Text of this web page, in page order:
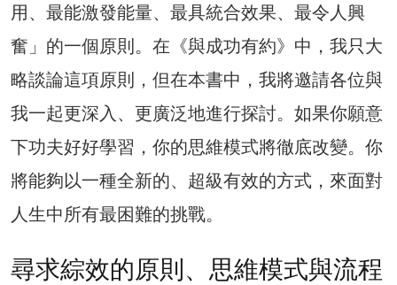
用、最能激發能量、最具統合效果、最令人興
奮」的一個原則。在《與成功有約》中，我只大
略談論這項原則，但在本書中，我將邀請各位與
我一起更深入、更廣泛地進行探討。如果你願意
下功夫好好學習，你的思維模式將徹底改變。你
將能夠以一種全新的、超級有效的方式，來面對
人生中所有最困難的挑戰。
尋求綜效的原則、思維模式與流程